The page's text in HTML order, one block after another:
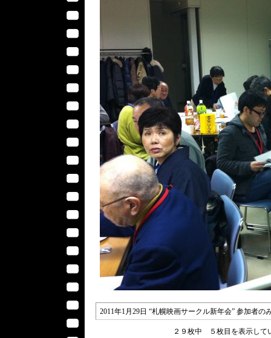
2011年1月29日 “札幌映画サークル新年会” 参加者
２９枚中 ５枚目を表示し